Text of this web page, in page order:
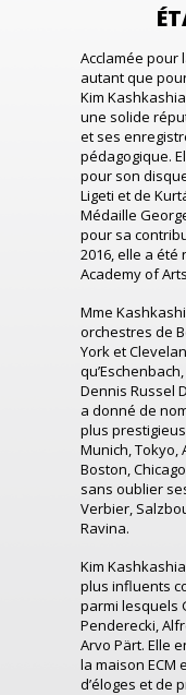
Acclamée pour
autant que
Kim
une solide
et ses
pédagogique.
pour son
Ligeti et de
Médaille
pour sa
2016, elle a été
Academy of
Mme
orchestres de
York et
Dennis Russel
a donné de
plus
Munich, Tokyo,
Boston,
sans oublier
Verbier,
Ravina.
Kim
plus influents
parmi lesquels
Penderecki,
Arvo Pärt. Elle
la maison ECM
d’éloges et de